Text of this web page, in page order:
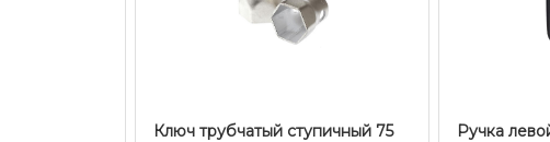
Ключ трубчатый ступичный 75
Ручка